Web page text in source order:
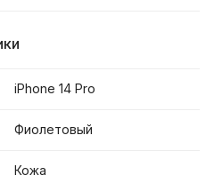
iPhone 14 Pro
Фиолетовый
Кожа